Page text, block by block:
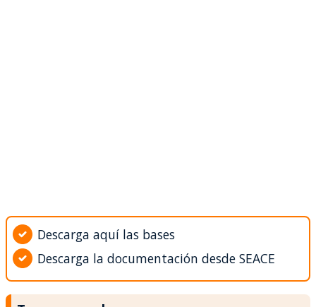
Descarga aquí las bases
Descarga la documentación desde SEACE